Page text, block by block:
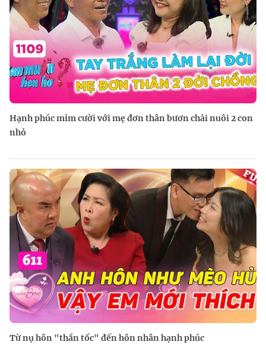
Hạnh phúc mỉm cười với mẹ đơn thân bươn chải nuôi 2 con
nhỏ
Từ nụ hôn "thần tốc" đến hôn nhân hạnh phúc